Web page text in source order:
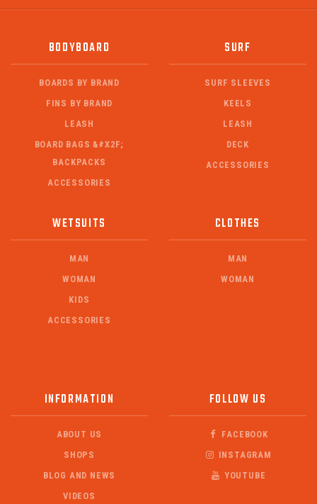
BODYBOARD
BOARDS BY BRAND
FINS BY BRAND
LEASH
BOARD BAGS &#X2F;
BACKPACKS
ACCESSORIES
SURF
SURF SLEEVES
KEELS
LEASH
DECK
ACCESSORIES
WETSUITS
MAN
WOMAN
KIDS
ACCESSORIES
CLOTHES
MAN
WOMAN
INFORMATION
ABOUT US
SHOPS
BLOG AND NEWS
VIDEOS
FOLLOW US
FACEBOOK
INSTAGRAM
YOUTUBE